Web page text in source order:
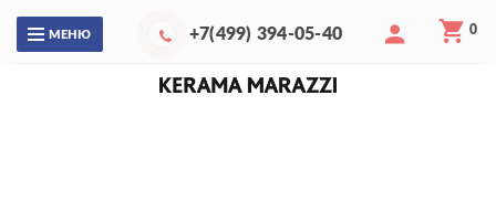
МЕНЮ +7(499) 394-05-40 0